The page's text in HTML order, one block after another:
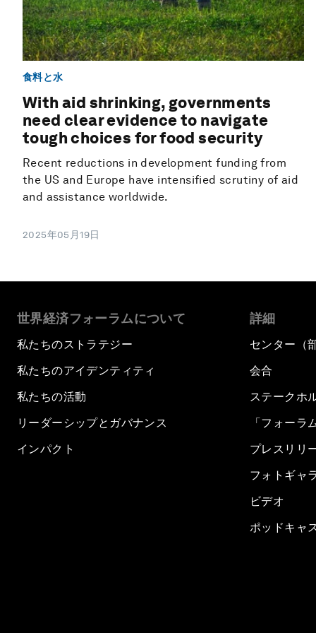
食料と水
With aid shrinking, governments
need clear evidence to navigate
tough choices for food security
Recent reductions in development funding from
the US and Europe have intensified scrutiny of aid
and assistance worldwide.
2025年05月19日
世界経済フォーラムについて
私たちのストラテジー
私たちのアイデンティティ
私たちの活動
リーダーシップとガバナンス
インパクト
詳細
センター（
会合
ステークホ
「フォーラ
プレスリリ
フォトギャ
ビデオ
ポッドキャ